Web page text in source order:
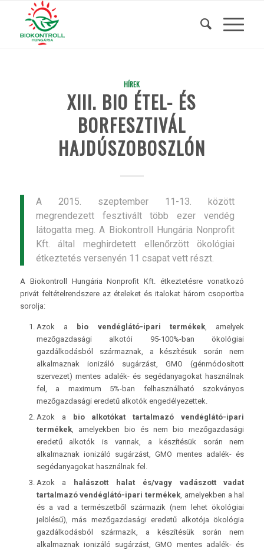
HÍREK
XIII. BIO ÉTEL- ÉS
BORFESZTIVÁL
HAJDÚSZOBOSZLÓN
A 2015. szeptember 11-13. között
megrendezett fesztivált több ezer vendég
látogatta meg. A Biokontroll Hungária Nonprofit
Kft. által meghirdetett ellenőrzött ökológiai
étkeztetés versenyén 11 csapat vett részt.
A Biokontroll Hungária Nonprofit Kft. étkeztetésre vonatkozó
privát feltételrendszere az ételeket és italokat három csoportba
sorolja:
Azok a bio vendéglátó-ipari termékek , amelyek
mezőgazdasági alkotói 95-100%-ban ökológiai
gazdálkodásból származnak, a készítésük során nem
alkalmaznak ionizáló sugárzást, GMO (génmódosított
szervezet) mentes adalék- és segédanyagokat használnak
fel, a maximum 5%-ban felhasználható szokványos
mezőgazdasági eredetű alkotók engedélyezettek.
Azok a bio alkotókat tartalmazó vendéglátó-ipari
termékek, amelyekben bio és nem bio mezőgazdasági
eredetű alkotók is vannak, a készítésük során nem
alkalmaznak ionizáló sugárzást, GMO mentes adalék- és
segédanyagokat használnak fel.
Azok a halászott halat és/vagy vadászott vadat
tartalmazó vendéglátó-ipari termékek , amelyekben a hal
és a vad a természetből származik (nem lehet ökológiai
jelölésű), más mezőgazdasági eredetű alkotója ökológia
gazdálkodásból származik, a készítésük során nem
alkalmaznak ionizáló sugárzást, GMO mentes adalék- és